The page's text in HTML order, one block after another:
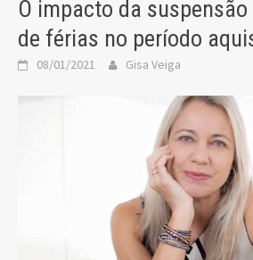
O impacto da
de férias no período
08/01/2021 Gisa Veiga